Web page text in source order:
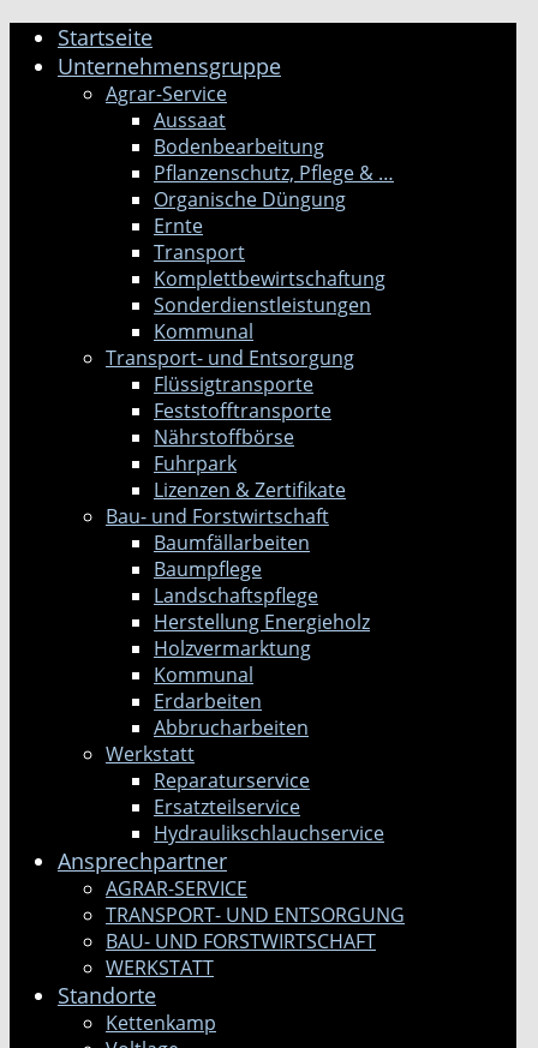
Startseite
Unternehmensgruppe
Agrar-Service
Aussaat
Bodenbearbeitung
Pflanzenschutz, Pflege & …
Organische Düngung
Ernte
Transport
Komplettbewirtschaftung
Sonderdienstleistungen
Kommunal
Transport- und Entsorgung
Flüssigtransporte
Feststofftransporte
Nährstoffbörse
Fuhrpark
Lizenzen & Zertifikate
Bau- und Forstwirtschaft
Baumfällarbeiten
Baumpflege
Landschaftspflege
Herstellung Energieholz
Holzvermarktung
Kommunal
Erdarbeiten
Abbrucharbeiten
Werkstatt
Reparaturservice
Ersatzteilservice
Hydraulikschlauchservice
Ansprechpartner
AGRAR-SERVICE
TRANSPORT- UND ENTSORGUNG
BAU- UND FORSTWIRTSCHAFT
WERKSTATT
Standorte
Kettenkamp